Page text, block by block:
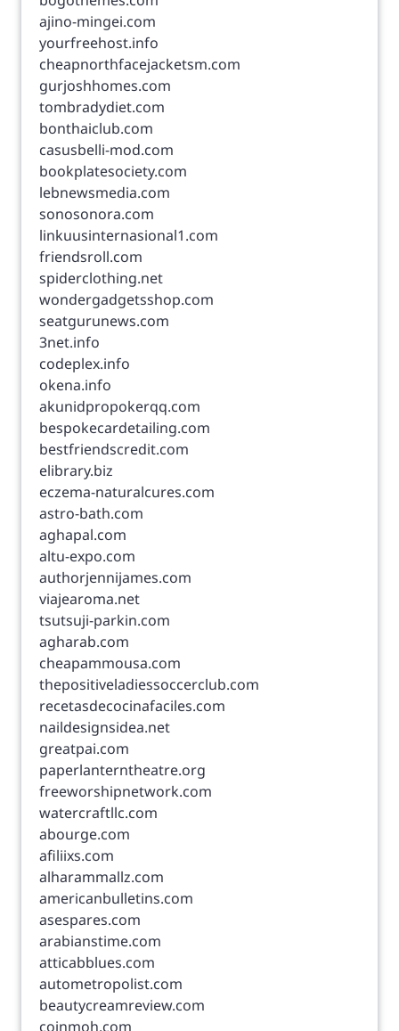
ajino-mingei.com
yourfreehost.info
cheapnorthfacejacketsm.com
gurjoshhomes.com
tombradydiet.com
bonthaiclub.com
casusbelli-mod.com
bookplatesociety.com
lebnewsmedia.com
sonosonora.com
linkuusinternasional1.com
friendsroll.com
spiderclothing.net
wondergadgetsshop.com
seatgurunews.com
3net.info
codeplex.info
okena.info
akunidpropokerqq.com
bespokecardetailing.com
bestfriendscredit.com
elibrary.biz
eczema-naturalcures.com
astro-bath.com
aghapal.com
altu-expo.com
authorjennijames.com
viajearoma.net
tsutsuji-parkin.com
agharab.com
cheapammousa.com
thepositiveladiessoccerclub.com
recetasdecocinafaciles.com
naildesignsidea.net
greatpai.com
paperlanterntheatre.org
freeworshipnetwork.com
watercraftllc.com
abourge.com
afiliixs.com
alharammallz.com
americanbulletins.com
asespares.com
arabianstime.com
atticabblues.com
autometropolist.com
beautycreamreview.com
coinmoh.com